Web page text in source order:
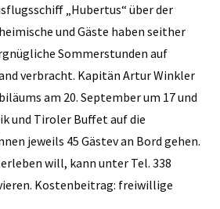
­„Hubertus“ über der
und Gäste haben seither
Sommerstunden auf
verbracht. Kapitän Artur Winkler
am 20. September um 17 und
und Tiroler Buffet auf die
jeweils 45 Gästev an Bord gehen.
will, kann unter Tel. 338
Kostenbeitrag: freiwillige